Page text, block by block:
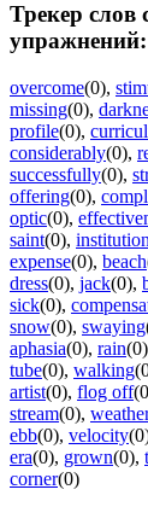
Трекер слов
упражнений:
overcome(0),
missing(0),
profile(0),
considerably(0),
successfully(0),
offering(0),
optic(0),
saint(0),
expense(0), beach
dress(0), jack(0),
sick(0),
snow(0), swaying
aphasia(0), rain(0)
tube(0), walking
artist(0), flog off
stream(0),
ebb(0), velocity
era(0), grown(0),
corner(0)